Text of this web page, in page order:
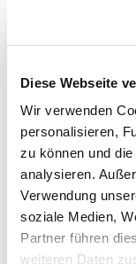
Diese Webseite
Wir verwenden
personalisieren,
zu können und
analysieren.
Verwendung
soziale Medien,
Partner führen
weiteren Daten